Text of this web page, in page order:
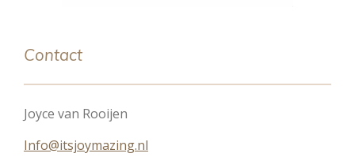
Contact
Joyce van Rooijen
Info@itsjoymazing.nl